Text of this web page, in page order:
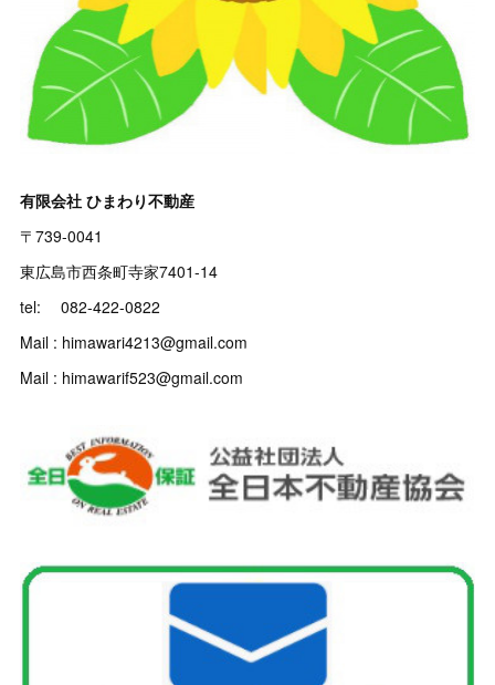
有限会社 ひまわり不動産
〒739-0041
東広島市西条町寺家7401-14
tel: 082-422-0822
Mail : himawari4213@gmail.com
Mail : himawarif523@gmail.com